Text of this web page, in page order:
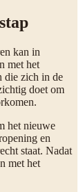
kan in
met het
die zich in de
doet om
het nieuwe
en
staat. Nadat
met het